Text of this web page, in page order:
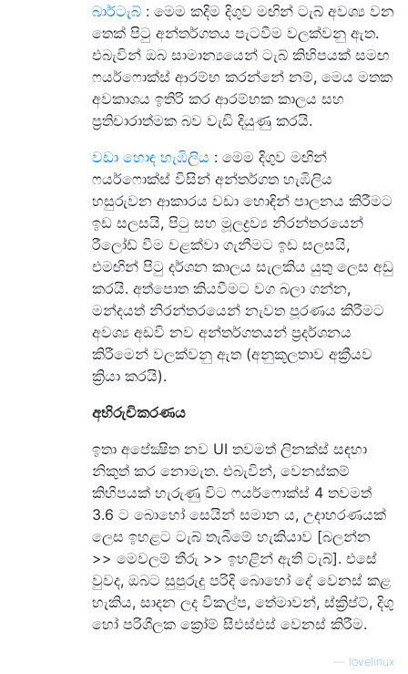
බාර්ටැබ් : මෙම කදිම දිගුව මඟින් ටැබ් අවශ්‍ය වන
තෙක් පිටු අන්තර්ගතය පැටවීම වලක්වනු ඇත.
එබැවින් ඔබ සාමාන්‍යයෙන් ටැබ් කිහිපයක් සමඟ
ෆයර්ෆොක්ස් ආරම්භ කරන්නේ නම්, මෙය මතක
අවකාශය ඉතිරි කර ආරම්භක කාලය සහ
ප්‍රතිචාරාත්මක බව වැඩි දියුණු කරයි.
වඩා හොඳ හැඹිලිය : මෙම දිගුව මඟින්
ෆයර්ෆොක්ස් විසින් අන්තර්ගත හැඹිලිය
හසුරුවන ආකාරය වඩා හොඳින් පාලනය කිරීමට
ඉඩ සලසයි, පිටු සහ මූලද්‍රව්‍ය නිරන්තරයෙන්
රීලෝඩ් වීම වළක්වා ගැනීමට ඉඩ සලසයි,
එමඟින් පිටු දර්ශන කාලය සැලකිය යුතු ලෙස අඩු
කරයි. අත්පොත කියවීමට වග බලා ගන්න,
මන්දයත් නිරන්තරයෙන් නැවත පූරණය කිරීමට
අවශ්‍ය අඩවි නව අන්තර්ගතයන් ප්‍රදර්ශනය
කිරීමෙන් වලක්වනු ඇත (අනුකූලතාව අක්‍රීයව
ක්‍රියා කරයි).
අභිරුචිකරණය
ඉතා අපේක්‍ෂිත නව UI තවමත් ලිනක්ස් සඳහා
නිකුත් කර නොමැත. එබැවින්, වෙනස්කම්
කිහිපයක් හැරුණු විට ෆයර්ෆොක්ස් 4 තවමත්
3.6 ට බොහෝ සෙයින් සමාන ය, උදාහරණයක්
ලෙස ඉහළට ටැබ් තැබීමේ හැකියාව [බලන්න
>> මෙවලම් තීරු >> ඉහළින් ඇති ටැබ්]. එසේ
වුවද, ඔබට සුපුරුදු පරිදි බොහෝ දේ වෙනස් කළ
හැකිය, සාදන ලද විකල්ප, තේමාවන්, ස්ක්‍රිප්ට්, දිගු
හෝ පරිශීලක ක්‍රෝම් සීඑස්එස් වෙනස් කිරීම.
lovelinux